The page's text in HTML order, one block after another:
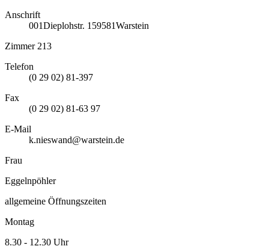
Anschrift
001Dieplohstr. 1 59581Warstein
Zimmer 213
Telefon
(0 29 02) 81-397
Fax
(0 29 02) 81-63 97
E-Mail
k.nieswand@warstein.de
Frau
Eggelnpöhler
allgemeine Öffnungszeiten
Montag
8.30 - 12.30 Uhr